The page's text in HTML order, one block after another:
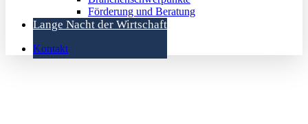
Förderung und Beratung
Lange Nacht der Wirtschaft
Kontakt